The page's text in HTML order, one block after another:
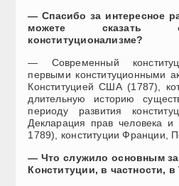
— Спасибо за интересное
можете сказать
конституционализме?
— Современный
первыми конституционными
Конституцией США (1787),
длительную историю
периоду развития
Декларация прав человека
1789), конституции Франции,
— Что служило основным
Конституции, в частности,